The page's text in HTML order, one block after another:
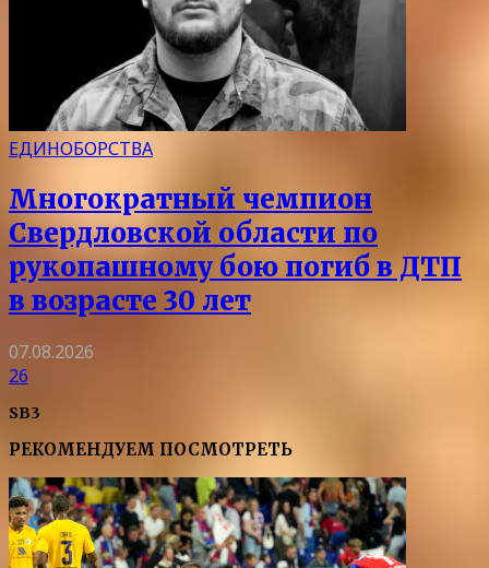
ЕДИНОБОРСТВА
Многократный чемпион
Свердловской области по
рукопашному бою погиб в ДТП
в возрасте 30 лет
07.08.2026
26
SB3
РЕКОМЕНДУЕМ ПОСМОТРЕТЬ